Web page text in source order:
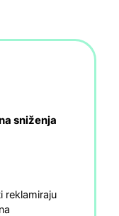
sniženja
reklamiraju